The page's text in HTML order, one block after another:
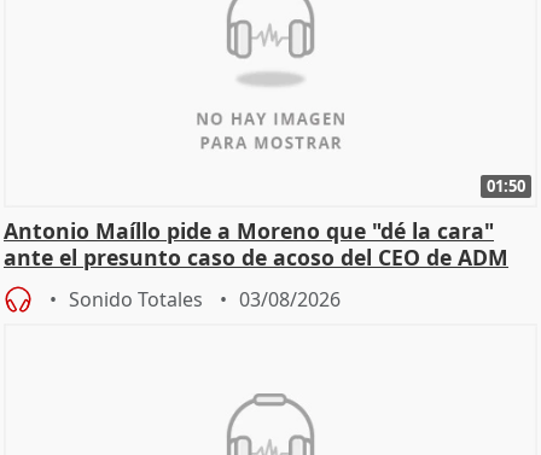
01:50
Antonio Maíllo pide a Moreno que "dé la cara"
ante el presunto caso de acoso del CEO de ADM
Sonido Totales 03/08/2026